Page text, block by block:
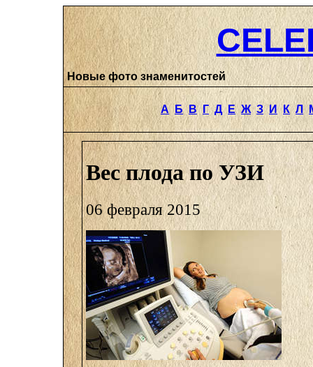
Новые фото знаменитостей
А Б В Г Д Е Ж З И К Л
Вес плода по УЗИ
06 февраля 2015